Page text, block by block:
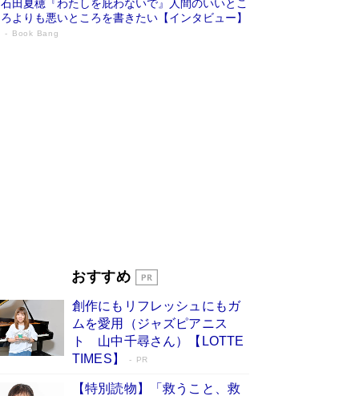
石田夏穂『わたしを庇わないで』人間のいいとこ
ろよりも悪いところを書きたい【インタビュー】
Book Bang
開発への関心を押し上げた18年の物語に幕 特装
Book Bang
「不意に涙が出そうに…」高嶋政伸が明かし
た“13歳の娘を暴行する役”への葛藤 インティマ
シーコーディネーターに支えられたNHK『大奥』
おすすめ
創作にもリフレッシュにもガ
ムを愛用（ジャズピアニス
ト 山中千尋さん）【LOTTE
TIMES】
PR
【特別読物】「救うこと、救